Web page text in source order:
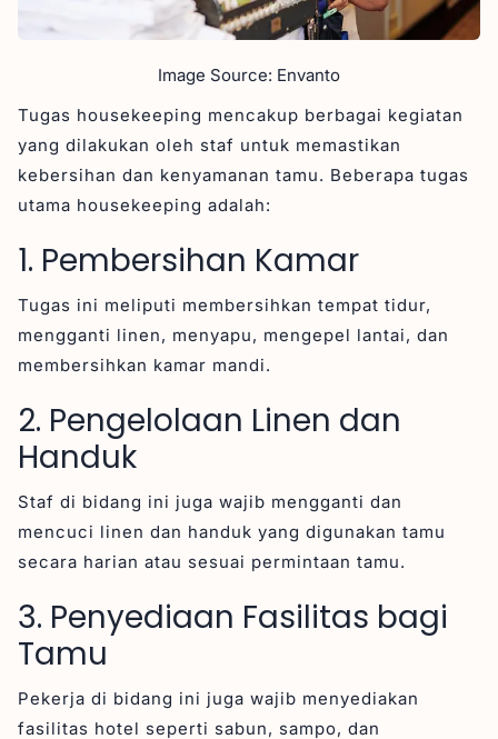
Image Source: Envanto
Tugas housekeeping mencakup berbagai kegiatan
yang dilakukan oleh staf untuk memastikan
kebersihan dan kenyamanan tamu. Beberapa tugas
utama housekeeping adalah:
1. Pembersihan Kamar
Tugas ini meliputi membersihkan tempat tidur,
mengganti linen, menyapu, mengepel lantai, dan
membersihkan kamar mandi.
2. Pengelolaan Linen dan
Handuk
Staf di bidang ini juga wajib mengganti dan
mencuci linen dan handuk yang digunakan tamu
secara harian atau sesuai permintaan tamu.
3. Penyediaan Fasilitas bagi
Tamu
Pekerja di bidang ini juga wajib menyediakan
fasilitas hotel seperti sabun, sampo, dan